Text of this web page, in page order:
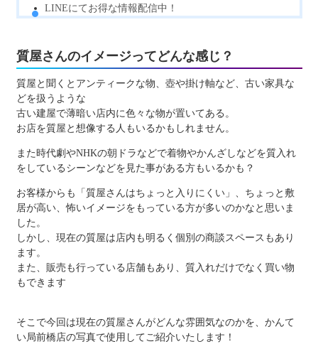
LINEにてお得な情報配信中！
質屋さんのイメージってどんな感じ？
質屋と聞くとアンティークな物、壺や掛け軸など、古い家具な
どを扱うような
古い建屋で薄暗い店内に色々な物が置いてある。
お店を質屋と想像する人もいるかもしれません。
また時代劇やNHKの朝ドラなどで着物やかんざしなどを質入れ
をしているシーンなどを見た事がある方もいるかも？
お客様からも「質屋さんはちょっと入りにくい」、ちょっと敷
居が高い、怖いイメージをもっている方が多いのかなと思いま
した。
しかし、現在の質屋は店内も明るく個別の商談スペースもあり
ます。
また、販売も行っている店舗もあり、質入れだけでなく買い物
もできます
そこで今回は現在の質屋さんがどんな雰囲気なのかを、かんて
い局前橋店の写真で使用してご紹介いたします！